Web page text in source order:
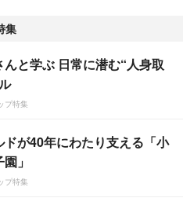
集
んと学ぶ 日常に潜む“人身取
プ特集
ドが40年にわたり支える「小
」
プ特集